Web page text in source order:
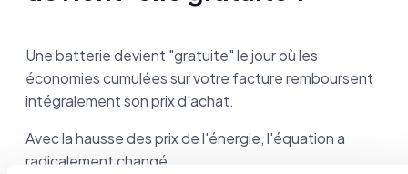
Une batterie devient "gratuite" le jour où les
économies cumulées sur votre facture remboursent
intégralement son prix d'achat.
Avec la hausse des prix de l'énergie, l'équation a
radicalement changé.